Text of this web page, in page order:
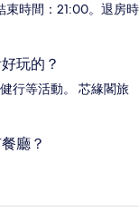
束時間：21:00。退房時
玩的？
行等活動。 芯緣閣旅
廳？